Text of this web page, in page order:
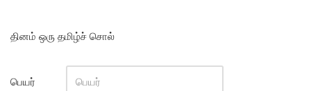
தினம் ஒரு தமிழ்ச் சொல்
பெயர்